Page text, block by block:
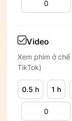
Video
Xem phim ở
TikTok)
0.5 h 1 h